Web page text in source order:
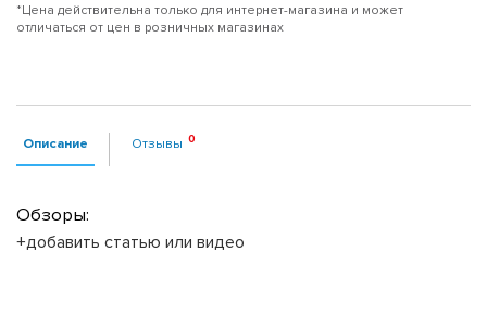
*Цена действительна только для интернет-магазина и может
отличаться от цен в розничных магазинах
Описание Отзывы
Обзоры:
+добавить статью или видео